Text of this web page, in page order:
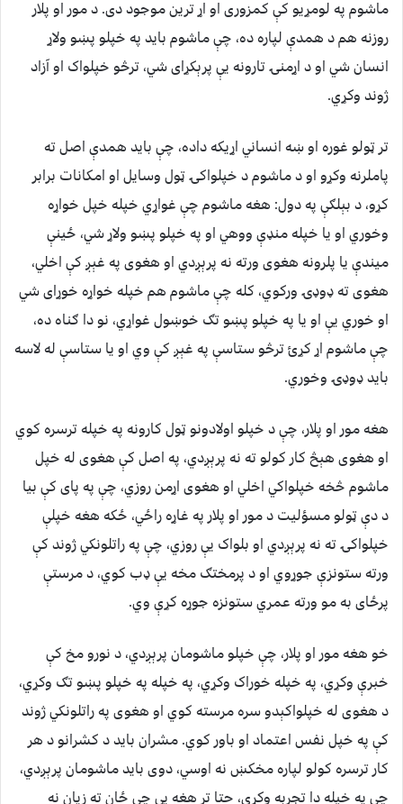
ماشوم په لومړيو کې کمزوری او اړ ترين موجود دی. د مور او پلار
روزنه هم د همدې لپاره ده، چې ماشوم بايد په خپلو پښو ولاړ
انسان شي او د اړمنۍ تارونه يې پرېکړای شي، ترڅو خپلواک او آزاد
ژوند وکړي.
تر ټولو غوره او ښه انساني اړيکه داده، چې بايد همدې اصل ته
پاملرنه وکړو او د ماشوم د خپلواکۍ ټول وسایل او امکانات برابر
کړو، د بېلګې په دول: هغه ماشوم چې غواړي خپله خپل خواړه
وخوري او يا خپله منډې ووهي او په خپلو پښو ولاړ شي، ځينې
ميندې يا پلرونه هغوی ورته نه پرېږدي او هغوی په غېږ کې اخلي،
هغوی ته ډوډۍ ورکوي، کله چې ماشوم هم خپله خواړه خوړای شي
او خوري یې او يا په خپلو پښو تګ خوښول غواړي، نو دا ګناه ده،
چې ماشوم اړ کړﺉ ترڅو ستاسې په غېږ کې وي او يا ستاسې له لاسه
بايد ډوډۍ وخوري.
هغه مور او پلار، چې د خپلو اولادونو ټول کارونه په خپله ترسره کوي
او هغوی هېڅ کار کولو ته نه پرېږدي، په اصل کې هغوی له خپل
ماشوم څخه خپلواکي اخلي او هغوی اړمن روزي، چې په پای کې بیا
د دې ټولو مسؤليت د مور او پلار په غاړه راځي، ځکه هغه خپلې
خپلواکۍ ته نه پرېږدي او بلواک یې روزي، چې په راتلونکي ژوند کې
ورته ستونزې جوړوي او د پرمختګ مخه یې ډب کوي، د مرستې
پرځای به مو ورته عمري ستونزه جوړه کړې وي.
خو هغه مور او پلار، چې خپلو ماشومان پرېږدي، د نورو مخ کې
خبرې وکړي، په خپله خوراک وکړي، په خپله په خپلو پښو تګ وکړي،
د هغوی له خپلواکېدو سره مرسته کوي او هغوی په راتلونکي ژوند
کې په خپل نفس اعتماد او باور کوي. مشران بايد د کشرانو د هر
کار ترسره کولو لپاره مخکښ نه اوسي، دوی بايد ماشومان پرېږدي،
چې په خپله دا تجربه وکړي، حتا تر هغه یې چې ځان ته زيان نه